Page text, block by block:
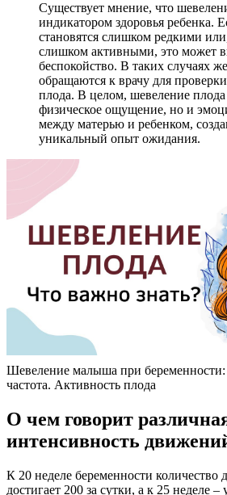
Существует мнение, что
индикатором здоровья ребенка.
становятся слишком редкими
слишком активными, это может
беспокойство. В таких случаях
обращаются к врачу для
плода. В целом, шевеление
физическое ощущение, но и
между матерью и ребенком,
уникальный опыт ожидания.
Шевеление малыша при
частота. Активность плода
О чем говорит
интенсивность
К 20 неделе беременности количество
достигает 200 за сутки, а к 25 неделе